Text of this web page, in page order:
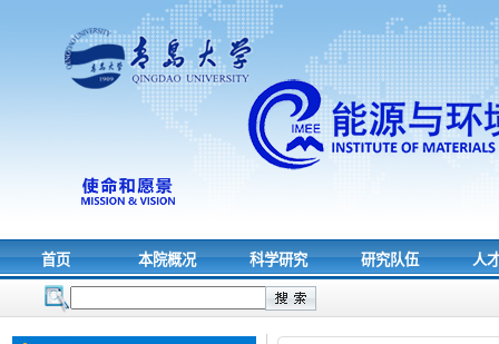
首页 本院概况 科学研究 研究队伍 人